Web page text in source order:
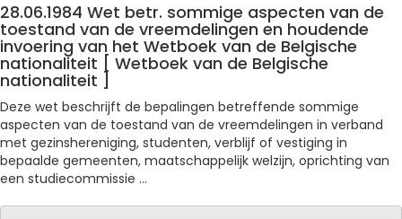
28.06.1984 Wet betr. sommige aspecten van de
toestand van de vreemdelingen en houdende
invoering van het Wetboek van de Belgische
nationaliteit [ Wetboek van de Belgische
nationaliteit ]
Deze wet beschrijft de bepalingen betreffende sommige
aspecten van de toestand van de vreemdelingen in verband
met gezinshereniging, studenten, verblijf of vestiging in
bepaalde gemeenten, maatschappelijk welzijn, oprichting van
een studiecommissie ...